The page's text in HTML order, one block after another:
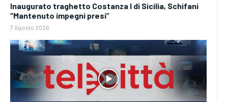
Inaugurato traghetto Costanza I di Sicilia, Schifani
“Mantenuto impegni presi”
7 Agosto 2026